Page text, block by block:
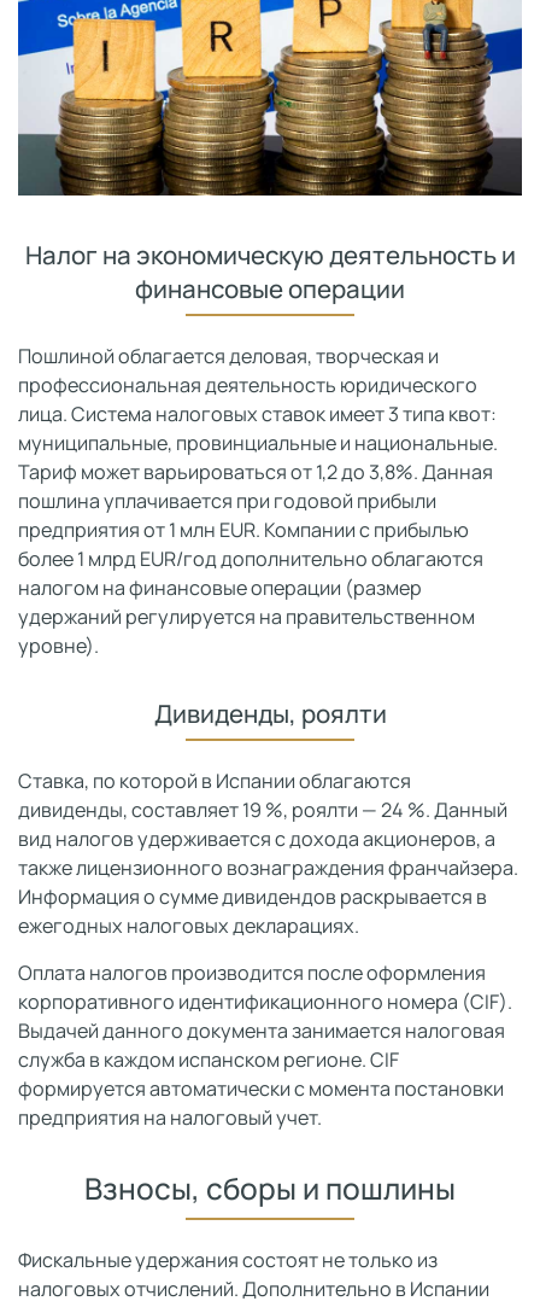
Налог на экономическую деятельность и
финансовые операции
Пошлиной облагается деловая, творческая и
профессиональная деятельность юридического
лица. Система налоговых ставок имеет 3 типа квот:
муниципальные, провинциальные и национальные.
Тариф может варьироваться от 1,2 до 3,8%. Данная
пошлина уплачивается при годовой прибыли
предприятия от 1 млн EUR. Компании с прибылью
более 1 млрд EUR/год дополнительно облагаются
налогом на финансовые операции (размер
удержаний регулируется на правительственном
уровне).
Дивиденды, роялти
Ставка, по которой в Испании облагаются
дивиденды, составляет 19 %, роялти — 24 %. Данный
вид налогов удерживается с дохода акционеров, а
также лицензионного вознаграждения франчайзера.
Информация о сумме дивидендов раскрывается в
ежегодных налоговых декларациях.
Оплата налогов производится после оформления
корпоративного идентификационного номера (CIF).
Выдачей данного документа занимается налоговая
служба в каждом испанском регионе. CIF
формируется автоматически с момента постановки
предприятия на налоговый учет.
Взносы, сборы и пошлины
Фискальные удержания состоят не только из
налоговых отчислений. Дополнительно в Испании